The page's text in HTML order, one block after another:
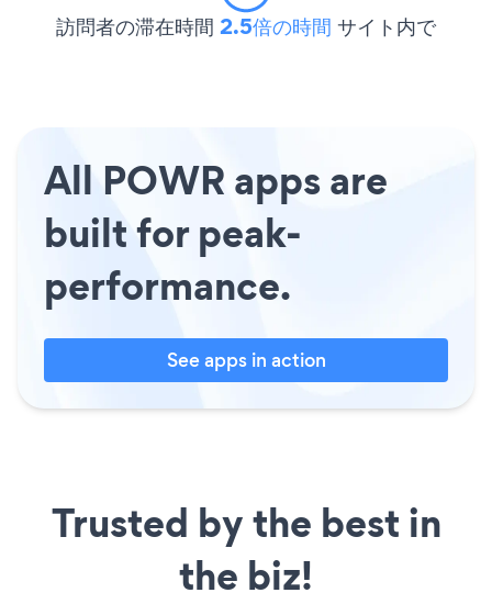
訪問者の滞在時間 2.5倍の時間 サイト内で
All POWR apps are
built for peak-
performance.
See apps in action
Trusted by the best in
the biz!